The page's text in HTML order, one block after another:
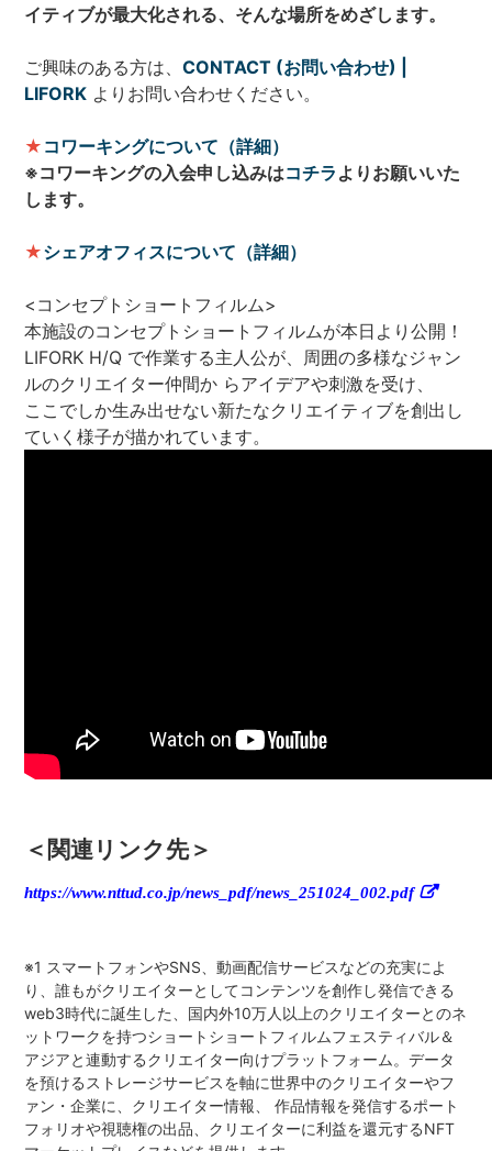
イティブが最大化される、そんな場所をめざします。
ご興味のある方は、CONTACT (お問い合わせ) |
LIFORK よりお問い合わせください。
★ コワーキングについて（詳細）
※コワーキングの入会申し込みはコチラ よりお願いいた
します。
★シェアオフィスについて（詳細）
<コンセプトショートフィルム>
本施設のコンセプトショートフィルムが本日より公開！
LIFORK H/Q で作業する主人公が、周囲の多様なジャン
ルのクリエイター仲間か らアイデアや刺激を受け、
ここでしか生み出せない新たなクリエイティブを創出し
ていく様子が描かれています。
＜関連リンク先＞
https://www.nttud.co.jp/news_pdf/news_251024_002.pdf
※1 スマートフォンやSNS、動画配信サービスなどの充実によ
り、誰もがクリエイターとしてコンテンツを創作し発信できる
web3時代に誕生した、国内外10万人以上のクリエイターとのネ
ットワークを持つショートショートフィルムフェスティバル＆
アジアと連動するクリエイター向けプラットフォーム。データ
を預けるストレージサービスを軸に世界中のクリエイターやフ
ァン・企業に、クリエイター情報、 作品情報を発信するポート
フォリオや視聴権の出品、クリエイターに利益を還元するNFT